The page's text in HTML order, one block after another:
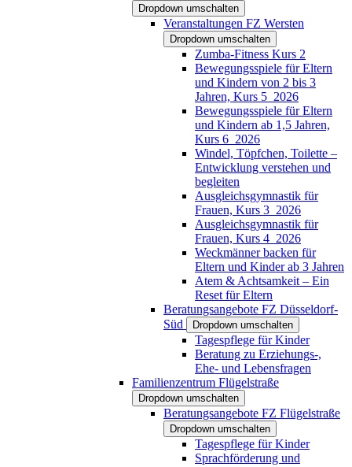
Dropdown umschalten
Veranstaltungen FZ Wersten
Dropdown umschalten
Zumba-Fitness Kurs 2
Bewegungsspiele für Eltern
und Kindern von 2 bis 3
Jahren, Kurs 5_2026
Bewegungsspiele für Eltern
und Kindern ab 1,5 Jahren,
Kurs 6_2026
Windel, Töpfchen, Toilette –
Entwicklung verstehen und
begleiten
Ausgleichsgymnastik für
Frauen, Kurs 3_2026
Ausgleichsgymnastik für
Frauen, Kurs 4_2026
Weckmänner backen für
Eltern und Kinder ab 3 Jahren
Atem & Achtsamkeit – Ein
Reset für Eltern
Beratungsangebote FZ Düsseldorf-
Süd
Dropdown umschalten
Tagespflege für Kinder
Beratung zu Erziehungs-,
Ehe- und Lebensfragen
Familienzentrum Flügelstraße
Dropdown umschalten
Beratungsangebote FZ Flügelstraße
Dropdown umschalten
Tagespflege für Kinder
Sprachförderung und